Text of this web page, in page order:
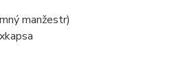
manžestr)